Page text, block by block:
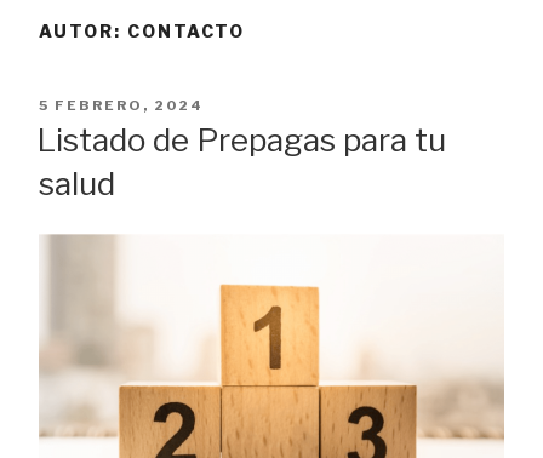
AUTOR: CONTACTO
PUBLICADO
EL
5 FEBRERO, 2024
Listado de Prepagas para tu
salud